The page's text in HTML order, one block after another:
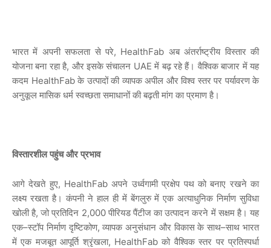
भारत में अपनी सफलता से परे, HealthFab अब अंतर्राष्ट्रीय विस्तार की
योजना बना रहा है, और इसके संचालन UAEमें बढ़ रहे हैं। वैश्विक बाजार में यह
कदम HealthFab के उत्पादों की व्यापक अपील और विश्व स्तर पर पर्यावरण के
अनुकूल मासिक धर्म स्वच्छता समाधानों की बढ़ती मांग का प्रमाण है।
विस्तारशील पहुंच और प्रभाव
आगे देखते हुए, HealthFabअपने उर्ध्वगामी प्रक्षेप पथ को बनाए रखने का
लक्ष्य रखता है। कंपनी ने हाल ही में बेंगलुरु में एक अत्याधुनिक निर्माण सुविधा
खोली है,जो प्रतिदिन 2,000 पीरियड पैंटीज का उत्पादन करने में सक्षम है। यह
एक–स्टॉप निर्माण दृष्टिकोण,व्यापक अनुसंधान और विकास के साथ–साथ भारत
में एक मजबूत आपूर्ति श्रृंखला, HealthFabको वैश्विक स्तर पर प्रतिस्पर्धा